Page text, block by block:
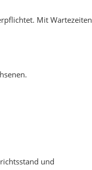
Mit Wartezeiten
und